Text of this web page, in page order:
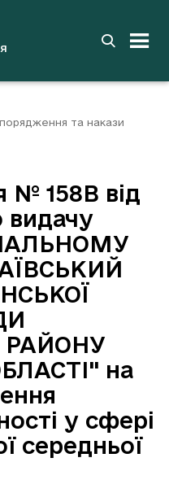
та накази
№ 158В від
видачу
РАЙОНУ
на
у сфері
середньої